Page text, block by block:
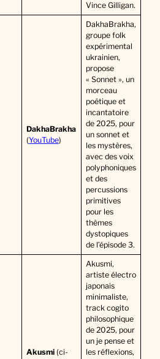
Vince Gilligan.
DakhaBrakha
(YouTube)
DakhaBrakha,
groupe folk
expérimental
ukrainien,
propose
« Sonnet », un
morceau
poétique et
incantatoire
de 2025, pour
un sonnet et
les mystères,
avec des voix
polyphoniques
et des
percussions
primitives
pour les
thèmes
dystopiques
de l’épisode 3.
Akusmi(ci-
Akusmi,
artiste électro
japonais
minimaliste,
track cogito
philosophique
de 2025, pour
un je pense et
les réflexions,